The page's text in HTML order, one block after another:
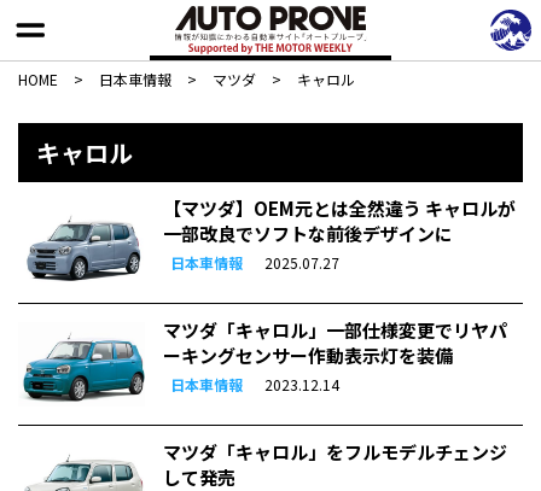
HOME > 日本車情報​ > マツダ > キャロル
キャロル
【マツダ】OEM元とは全然違う キャロルが
一部改良でソフトな前後デザインに
日本車情報 2025.07.27
マツダ「キャロル」一部仕様変更でリヤパ
ーキングセンサー作動表示灯を装備
日本車情報 2023.12.14
マツダ「キャロル」をフルモデルチェンジ
して発売